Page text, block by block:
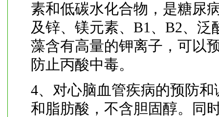
素和低碳水化合物，是糖尿
及锌、镁元素、B1、B2、
藻含有高量的钾离子，可以
防止丙酸中毒。
4、对心脑血管疾病的预防
和脂肪酸，不含胆固醇。同